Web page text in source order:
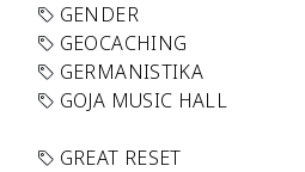
GENDER
GEOCACHING
GERMANISTIKA
GOJA MUSIC HALL
GREAT RESET